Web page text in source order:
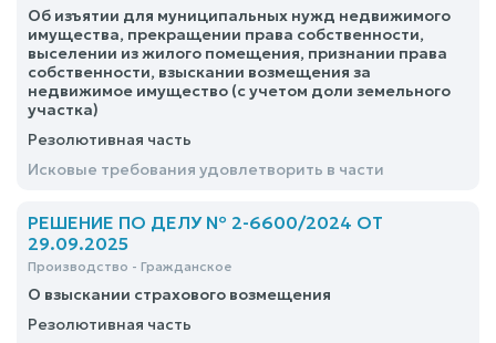
Об изъятии для муниципальных нужд недвижимого
имущества, прекращении права собственности,
выселении из жилого помещения, признании права
собственности, взыскании возмещения за
недвижимое имущество (с учетом доли земельного
участка)
Резолютивная часть
Исковые требования удовлетворить в части
РЕШЕНИЕ ПО ДЕЛУ № 2-6600/2024 ОТ
29.09.2025
Производство - Гражданское
О взыскании страхового возмещения
Резолютивная часть